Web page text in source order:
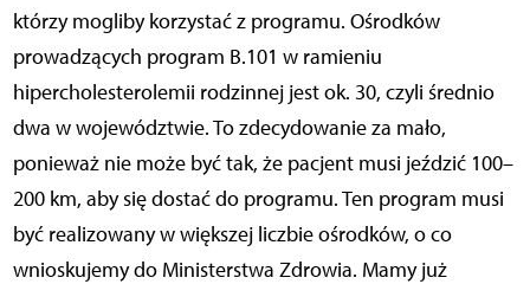
którzy mogliby korzystać z programu. Ośrodków
prowadzących program B.101 w ramieniu
hipercholesterolemii rodzinnej jest ok. 30, czyli średnio
dwa w województwie. To zdecydowanie za mało,
ponieważ nie może być tak, że pacjent musi jeździć 100–
200 km, aby się dostać do programu. Ten program musi
być realizowany w większej liczbie ośrodków, o co
wnioskujemy do Ministerstwa Zdrowia. Mamy już